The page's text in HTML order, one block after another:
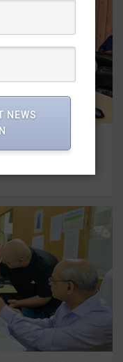
गौलापार के
NEWS